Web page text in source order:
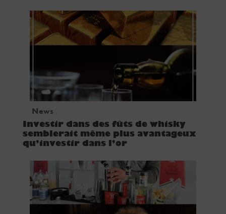
News
Investir dans des fûts de whisky
semblerait même plus avantageux
qu’investir dans l’or